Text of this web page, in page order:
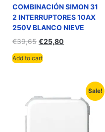
COMBINACIÓN SIMON 31
2 INTERRUPTORES 10AX
250V BLANCO NIEVE
€39,65 €25,80
Add to cart
Sale!